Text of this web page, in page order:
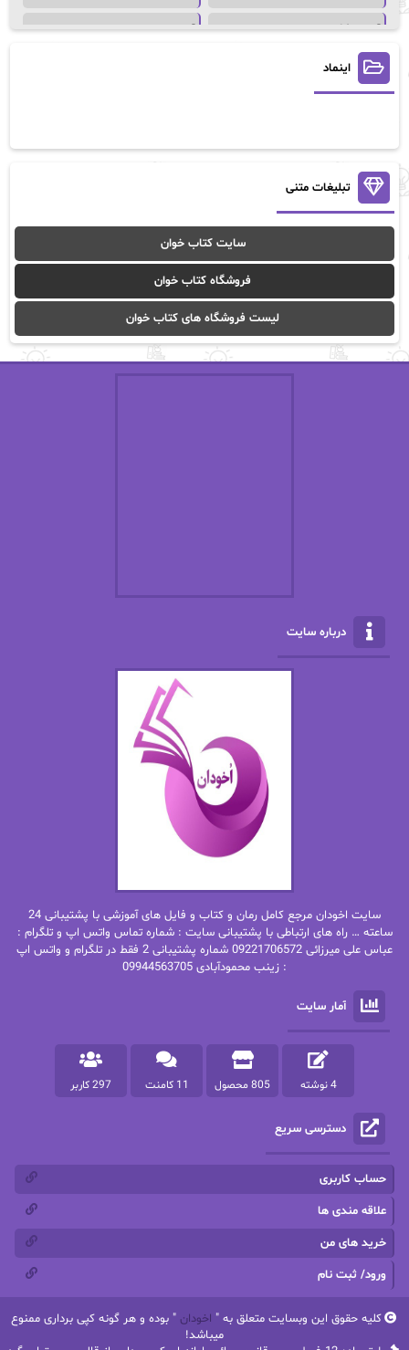
آسمان64 آسمان۶۵
آسیه احمدی
آن ماری سلینکو آنا تاد
آنالیا
آوا موسوی آیدا (Aixi)
آیدا باقری آیسان صادقی
ا_اصغر زاده ا_اصغرزاده
اریک مورگنشترن از نیلوفر لاری
الناز محمدی
امیر فرهی
باران
بهار سلطانی
بهاره شیرازی
بهاره.م
بیتا فرخی
پاتریشیا ویلسون پرتو فرهمند
پرستو اسحقی
پرستو مهاجر
پرهام رسولی
پروانه قدیمی پروانه محمدی
پریسا شکور(طوفان خاموش)
پنلوپه وارد
تاران
ترنم.25
ثمین سرابی جان فاولز
اینماد
تبلیغات متنی
سایت کتاب خوان
فروشگاه کتاب خوان
لیست فروشگاه های کتاب خوان
درباره سایت
سایت اخودان مرجع کامل رمان و کتاب و فایل های آموزشی با پشتیبانی 24
ساعته … راه های ارتباطی با پشتیبانی سایت : شماره تماس واتس اپ و تلگرام :
عباس علی میرزائی 09221706572 شماره پشتیبانی 2 فقط در تلگرام و واتس اپ
: زینب محمودآبادی 09944563705
آمار سایت
4 نوشته 805 محصول 11 کامنت 297 کاربر
دسترسی سریع
حساب کاربری
علاقه مندی ها
خرید های من
ورود/ ثبت نام
کلیه حقوق این وبسایت متعلق به " اخودان " بوده و هر گونه کپی برداری ممنوع
میباشد!